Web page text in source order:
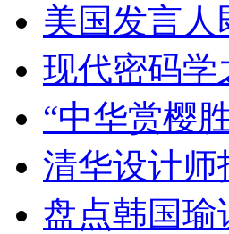
美国发言
现代密码
“中华赏樱
清华设计师
盘点韩国瑜